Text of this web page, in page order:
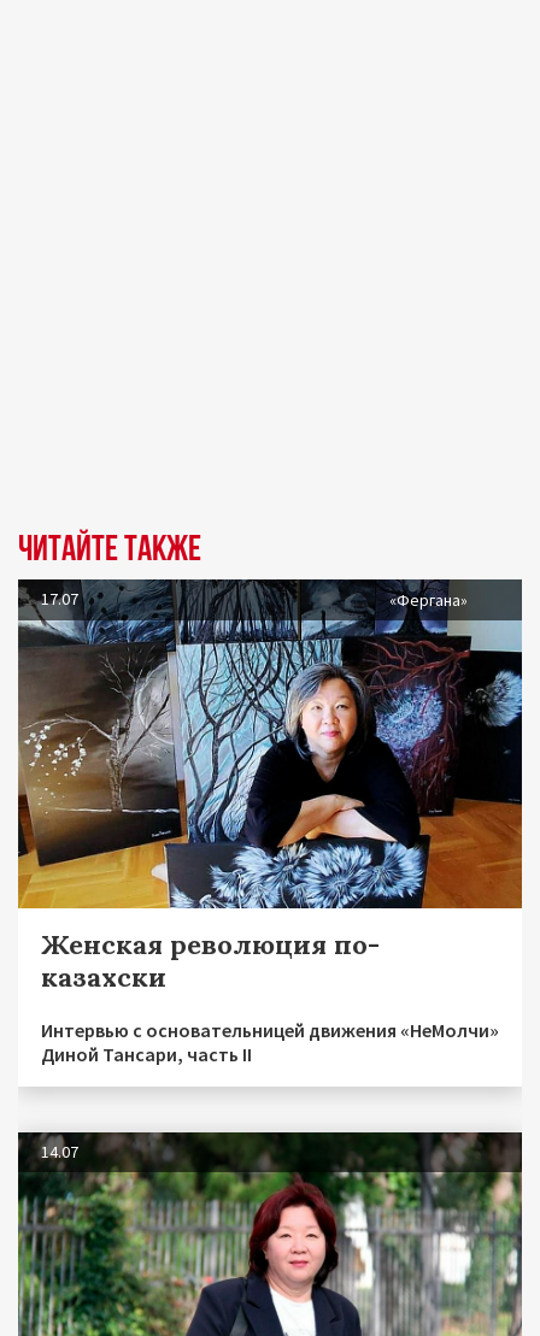
Читайте также
17.07 «Фергана»
Женская революция по-
казахски
Интервью с основательницей движения «НеМолчи»
Диной Тансари, часть II
14.07